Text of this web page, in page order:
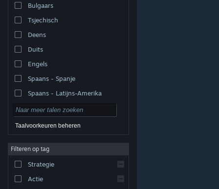
© Valve Corporation. Alle rechten voorbehouden. Alle
handelsmerken zijn eigendom van hun respectieve
Privacybeleid|Juridische informatie
Toegankelijkheid
|
Terugbetalingen
Bulgaars
Tsjechisch
Deens
Duits
Engels
Spaans - Spanje
Spaans - Latijns-Amerika
Taalvoorkeuren beheren
Filteren op tag
Strategie
Actie